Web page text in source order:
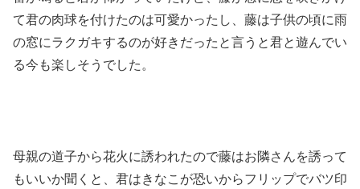
て君の肉球を付けたのは可愛かったし、藤は子供の頃に雨
の窓にラクガキするのが好きだったと言うと君と遊んでい
る今も楽しそうでした。
母親の道子から花火に誘われたので藤はお隣さんを誘って
もいいか聞くと、君はきなこが恐いからフリップでバツ印